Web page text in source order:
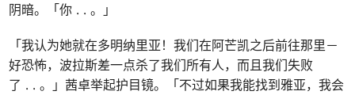
阴暗。「你 . . 。」
「我认为她就在多明纳里亚！我们在阿芒凯之后前往那里－
好恐怖，波拉斯差一点杀了我们所有人，而且我们失败
了 . . 。」茜卓举起护目镜。「不过如果我能找到雅亚，我会